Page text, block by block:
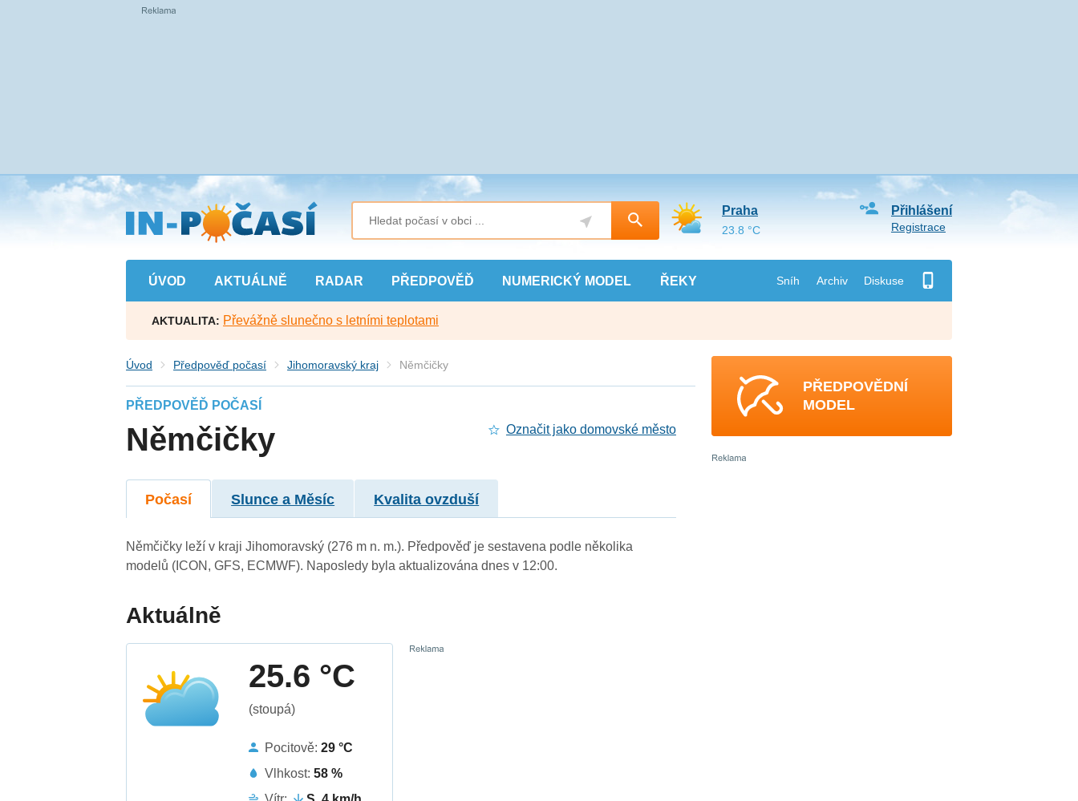
Přejít
na
hlavní
obsah
ÚVOD AKTUÁLNĚ RADAR PŘEDPOVĚĎ NUMERICKÝ MODEL ŘEKY Sníh Archiv Diskuse
Přihlášení
Registrace
Praha
23.8 °C
AKTUALITA: Převážně slunečno s letními teplotami
Úvod Předpověď počasí Jihomoravský kraj Němčičky
PŘEDPOVĚĎ POČASÍ
Němčičky Označit jako domovské město
Počasí Slunce a Měsíc Kvalita ovzduší
Němčičky leží v kraji Jihomoravský (276 m n. m.). Předpověď je sestavena podle několika
modelů (ICON, GFS, ECMWF). Naposledy byla aktualizována dnes v 12:00.
Aktuálně
25.6 °C
(stoupá)
Pocitově:29 °C
Vlhkost:58 %
PŘEDPOVĚDNÍ
MODEL